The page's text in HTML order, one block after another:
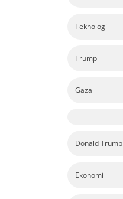
Teknologi
Trump
Gaza
Donald Trump
Ekonomi